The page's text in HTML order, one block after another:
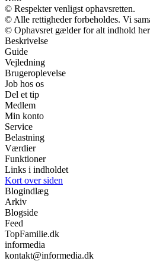
© Respekter venligst ophavsretten.
© Alle rettigheder forbeholdes. Vi
© Ophavsret gælder for alt indhold
Beskrivelse
Guide
Vejledning
Brugeroplevelse
Job hos os
Del et tip
Medlem
Min konto
Service
Belastning
Værdier
Funktioner
Links i indholdet
Kort over siden
Blogindlæg
Arkiv
Blogside
Feed
TopFamilie.dk
informedia
kontakt@informedia.dk